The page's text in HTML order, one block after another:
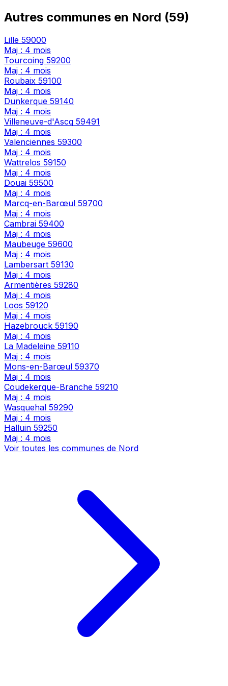
Autres communes en Nord (59)
Lille 59000
Maj : 4 mois
Tourcoing 59200
Maj : 4 mois
Roubaix 59100
Maj : 4 mois
Dunkerque 59140
Maj : 4 mois
Villeneuve-d'Ascq 59491
Maj : 4 mois
Valenciennes 59300
Maj : 4 mois
Wattrelos 59150
Maj : 4 mois
Douai 59500
Maj : 4 mois
Marcq-en-Barœul 59700
Maj : 4 mois
Cambrai 59400
Maj : 4 mois
Maubeuge 59600
Maj : 4 mois
Lambersart 59130
Maj : 4 mois
Armentières 59280
Maj : 4 mois
Loos 59120
Maj : 4 mois
Hazebrouck 59190
Maj : 4 mois
La Madeleine 59110
Maj : 4 mois
Mons-en-Barœul 59370
Maj : 4 mois
Coudekerque-Branche 59210
Maj : 4 mois
Wasquehal 59290
Maj : 4 mois
Halluin 59250
Maj : 4 mois
Voir toutes les communes de Nord